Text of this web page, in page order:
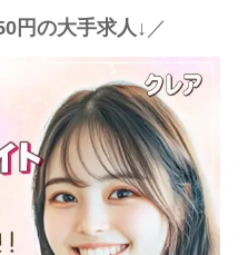
円の大手求人↓ ／